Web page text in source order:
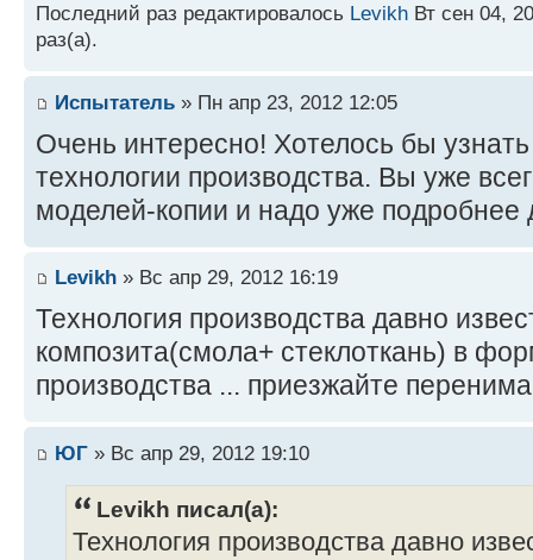
Последний раз редактировалось Levikh Вт сен 04,
раз(а).
Испытатель » Пн апр 23, 2012 12:05
Очень интересно! Хотелось бы
технологии производства. Вы уже
моделей-копии и надо уже подробнее
Levikh » Вс апр 29, 2012 16:19
Технология производства давно
композита(смола+ стеклоткань) в
производства ... приезжайте
ЮГ » Вс апр 29, 2012 19:10
Levikh писал(а):
Технология производства давно